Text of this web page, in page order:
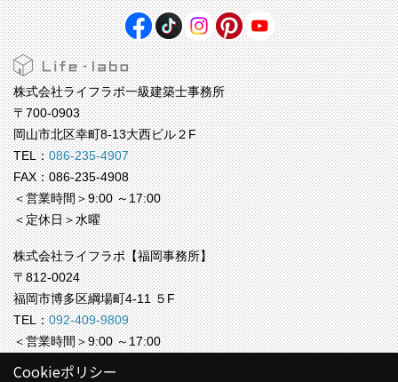
株式会社ライフラボ一級建築士事務所
〒700-0903
岡山市北区幸町8-13大西ビル２F
TEL：086-235-4907
FAX：086-235-4908
＜営業時間＞9:00 ～17:00
＜定休日＞水曜
株式会社ライフラボ【福岡事務所】
〒812-0024
福岡市博多区綱場町4-11 ５F
TEL：092-409-9809
＜営業時間＞9:00 ～17:00
＜定休日＞水曜
Cookieポリシー